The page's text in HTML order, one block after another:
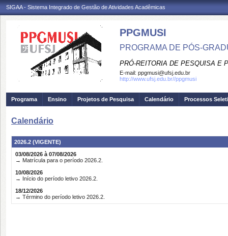
SIGAA - Sistema Integrado de Gestão de Atividades Acadêmicas
PPGMUSI
PROGRAMA DE PÓS-
PRÓ-REITORIA DE PESQUISA E
E-mail: ppgmusi@ufsj.edu.br
http://www.ufsj.edu.br//ppgmusi
Programa Ensino Projetos de Pesquisa Calendário Processos
Calendário
2026.2 (VIGENTE)
03/08/2026 à 07/08/2026
→ Matrícula para o período 2026.2.
10/08/2026
→ Início do período letivo 2026.2.
18/12/2026
→ Término do período letivo 2026.2.